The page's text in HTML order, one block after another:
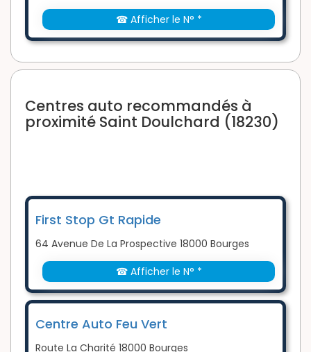
☎ Afficher le N° *
Centres auto recommandés à
proximité Saint Doulchard (18230)
First Stop Gt Rapide
64 Avenue De La Prospective 18000 Bourges
☎ Afficher le N° *
Centre Auto Feu Vert
Route La Charité 18000 Bourges